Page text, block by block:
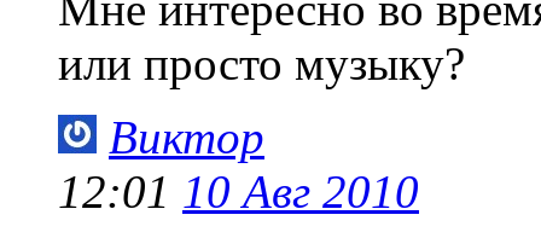
или просто музыку?
Виктор
12:01 10 Авг 2010